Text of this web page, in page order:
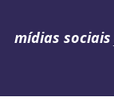
mídias sociais